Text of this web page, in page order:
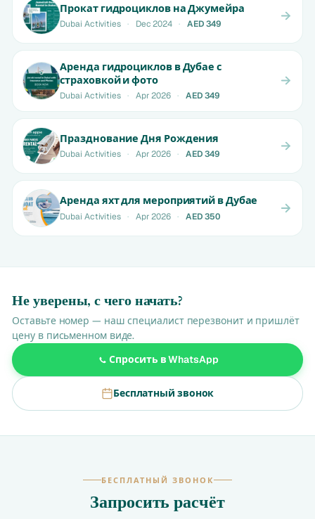
Прокат гидроциклов на Джумейра
Dubai Activities · Dec 2024 · AED 349
Аренда гидроциклов в Дубае с
страховкой и фото
Dubai Activities · Apr 2026 · AED 349
Празднование Дня Рождения
Dubai Activities · Apr 2026 · AED 349
Аренда яхт для мероприятий в Дубае
Dubai Activities · Apr 2026 · AED 350
Не уверены, с чего начать?
Оставьте номер — наш специалист перезвонит и пришлёт
цену в письменном виде.
Спросить в WhatsApp
Бесплатный звонок
БЕСПЛАТНЫЙ ЗВОНОК
Запросить расчёт